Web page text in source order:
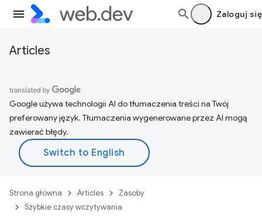
Zaloguj się
Articles
Google używa technologii AI do tłumaczenia treści na Twój
preferowany język. Tłumaczenia wygenerowane przez AI mogą
zawierać błędy.
Strona główna Articles
Zasoby
Szybkie czasy wczytywania